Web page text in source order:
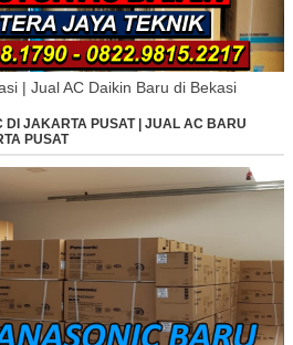
| Jual AC Daikin Baru di Bekasi
DI JAKARTA PUSAT | JUAL AC BARU
PUSAT